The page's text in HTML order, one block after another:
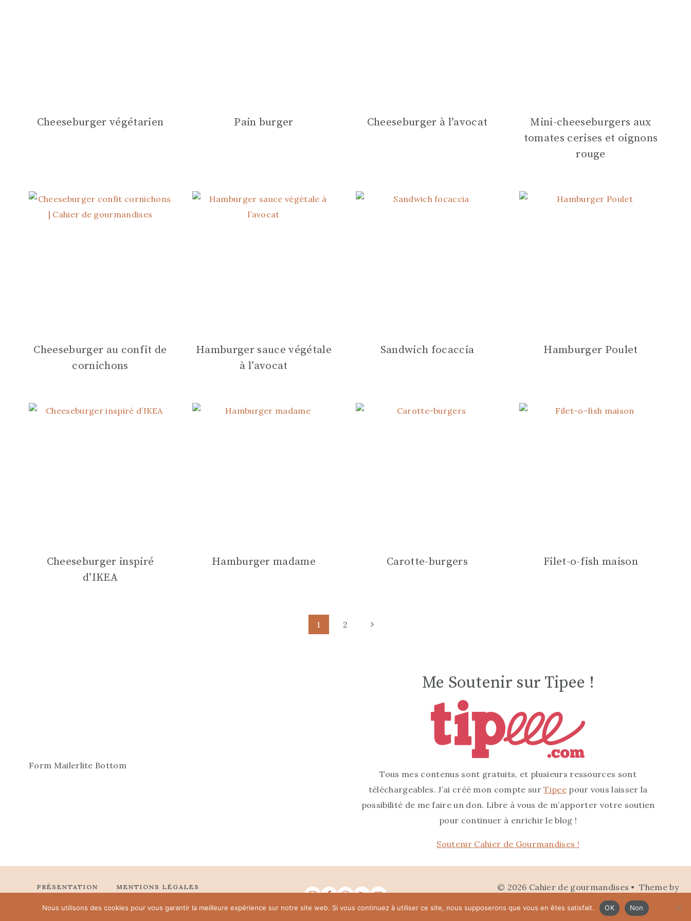
Cheeseburger végétarien Pain burger Cheeseburger à l’avocat
Mini-cheeseburgers aux
tomates cerises et oignons
rouge
Cheeseburger au confit de
cornichons
Hamburger sauce végétale
à l’avocat
Sandwich focaccia Hamburger Poulet
Cheeseburger inspiré
d’IKEA
Hamburger madame Carotte-burgers Filet-o-fish maison
1 2
Page
Form Mailerlite Bottom
Me Soutenir sur Tipee !
Tous mes contenus sont gratuits, et plusieurs ressources sont
téléchargeables. J’ai créé mon compte surTipeepour vous laisser la
possibilité de me faire un don. Libre à vous de m’apporter votre soutien
pour continuer à enrichir le blog !
Soutenir Cahier de Gourmandises !
PRÉSENTATION
MENTIONS LÉGALES
© 2026 Cahier de gourmandises • Theme by
Restored 316
Nous utilisons des cookies pour vous garantir la meilleure expérience sur notre site web. Si vous continuez à utiliser ce site, nous supposerons que vous en êtes satisfait. OK Non